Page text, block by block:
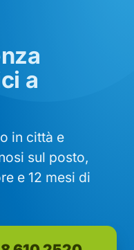
a
in città e
sul posto,
e 12 mesi di